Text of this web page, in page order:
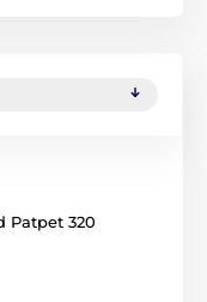
Patpet 320